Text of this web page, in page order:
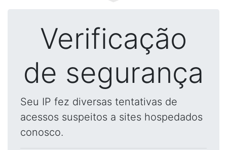
Verificação
de segurança
Seu IP fez diversas tentativas de
acessos suspeitos a sites hospedados
conosco.